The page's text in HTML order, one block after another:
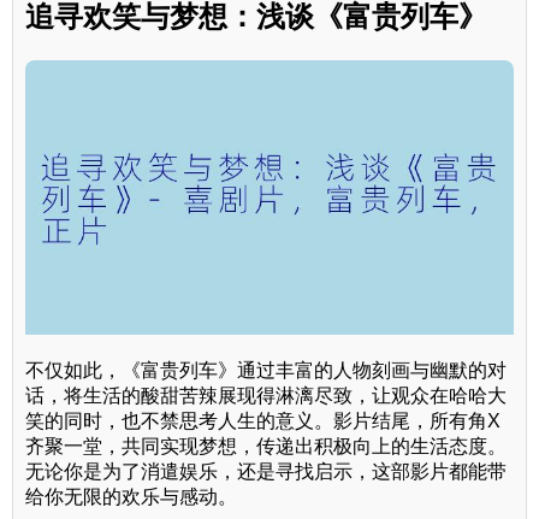
追寻欢笑与梦想：浅谈《富贵列车》
不仅如此，《富贵列车》通过丰富的人物刻画与幽默的对
话，将生活的酸甜苦辣展现得淋漓尽致，让观众在哈哈大
笑的同时，也不禁思考人生的意义。影片结尾，所有角X
齐聚一堂，共同实现梦想，传递出积极向上的生活态度。
无论你是为了消遣娱乐，还是寻找启示，这部影片都能带
给你无限的欢乐与感动。